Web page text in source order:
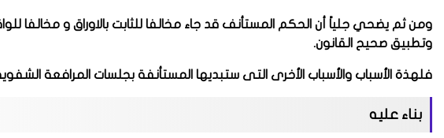
ومن ثم يضحي جلياً أن الحكم المستأنف قد جاء مخالفا للثابت بالاوراق و مخالفا
وتطبيق صحيح القانون.
فلهذة الأسباب والأسباب الأخرى التى ستبديها المستأنفة بجلسات المرافعة
بناء عليه